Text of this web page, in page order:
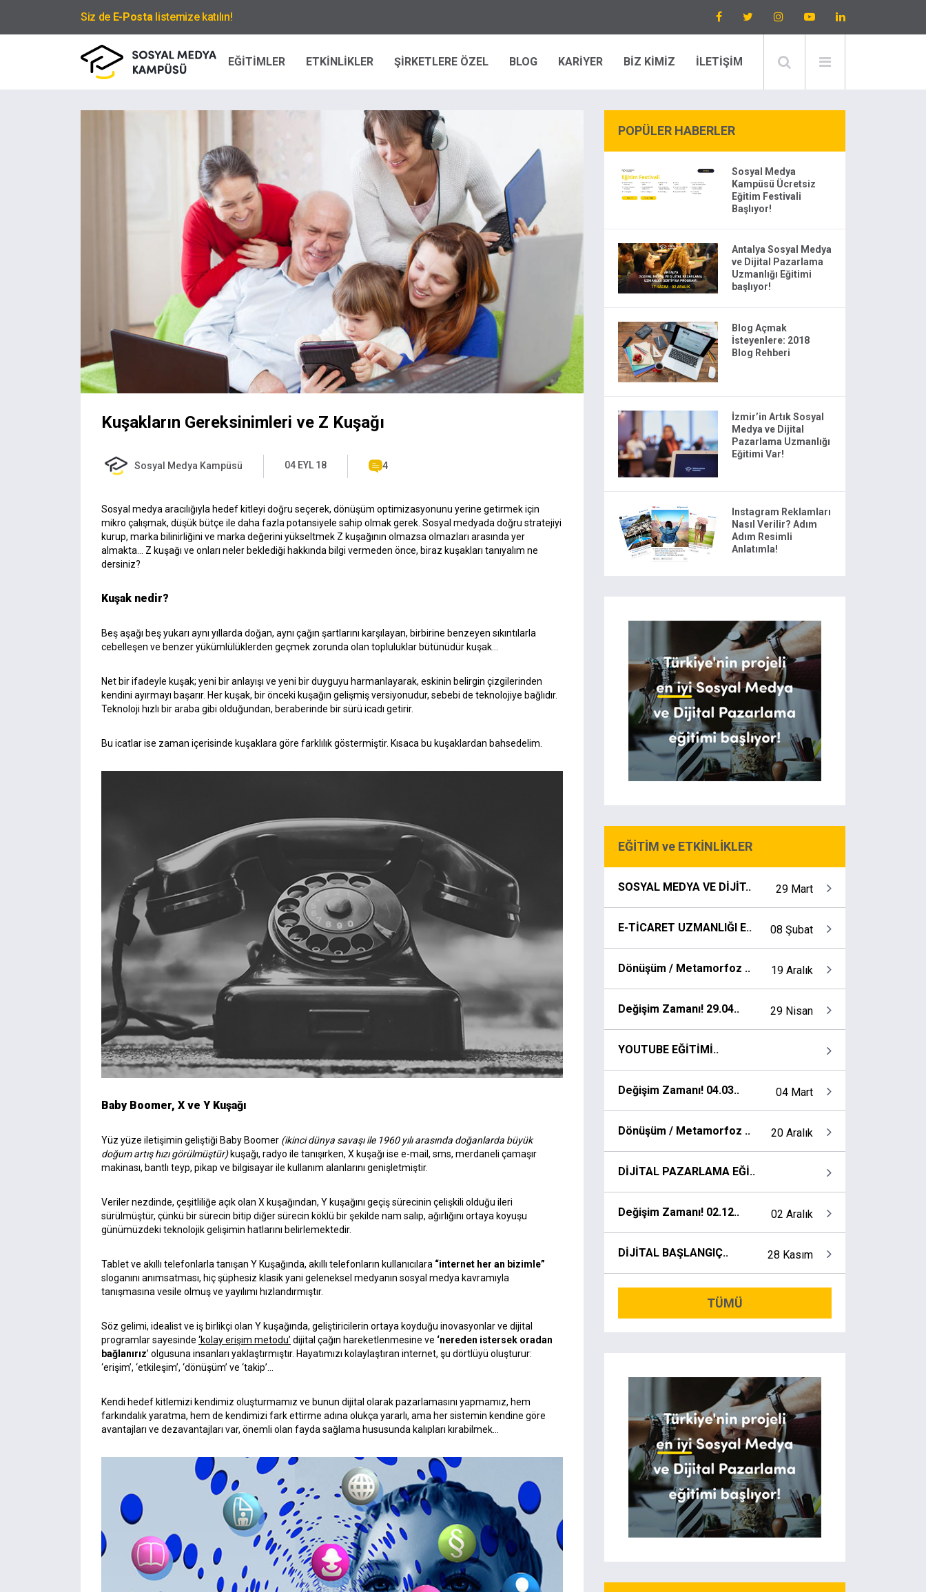
Siz de E-Postalistemize katılın!
EĞİTİMLER ETKİNLİKLER ŞİRKETLERE ÖZEL BLOG KARİYER BİZ KİMİZ İLETİŞİM
Kuşakların Gereksinimleri ve Z Kuşağı
Sosyal Medya Kampüsü 04 EYL 18 4
Sosyal medya aracılığıyla hedef kitleyi doğru seçerek, dönüşüm optimizasyonunu yerine getirmek için
mikro çalışmak, düşük bütçe ile daha fazla potansiyele sahip olmak gerek. Sosyal medyada doğru stratejiyi
kurup, marka bilinirliğini ve marka değerini yükseltmek Z kuşağının olmazsa olmazları arasında yer
almakta… Z kuşağı ve onları neler beklediği hakkında bilgi vermeden önce, biraz kuşakları tanıyalım ne
dersiniz?
Kuşak nedir?
Beş aşağı beş yukarı aynı yıllarda doğan, aynı çağın şartlarını karşılayan, birbirine benzeyen sıkıntılarla
cebelleşen ve benzer yükümlülüklerden geçmek zorunda olan topluluklar bütünüdür kuşak…
Net bir ifadeyle kuşak; yeni bir anlayışı ve yeni bir duyguyu harmanlayarak, eskinin belirgin çizgilerinden
kendini ayırmayı başarır. Her kuşak, bir önceki kuşağın gelişmiş versiyonudur, sebebi de teknolojiye bağlıdır.
Teknoloji hızlı bir araba gibi olduğundan, beraberinde bir sürü icadı getirir.
Bu icatlar ise zaman içerisinde kuşaklara göre farklılık göstermiştir. Kısaca bu kuşaklardan bahsedelim.
Baby Boomer, X ve Y Kuşağı
Yüz yüze iletişimin geliştiği Baby Boomer (ikinci dünya savaşı ile 1960 yılı arasında doğanlarda büyük
doğum artış hızı görülmüştür)kuşağı, radyo ile tanışırken, X kuşağı ise e-mail, sms, merdaneli çamaşır
makinası, bantlı teyp, pikap ve bilgisayar ile kullanım alanlarını genişletmiştir.
Veriler nezdinde, çeşitliliğe açık olan X kuşağından, Y kuşağını geçiş sürecinin çelişkili olduğu ileri
sürülmüştür, çünkü bir sürecin bitip diğer sürecin köklü bir şekilde nam salıp, ağırlığını ortaya koyuşu
günümüzdeki teknolojik gelişimin hatlarını belirlemektedir.
Tablet ve akıllı telefonlarla tanışan Y Kuşağında, akıllı telefonların kullanıcılara “internet her an bizimle”
sloganını anımsatması, hiç şüphesiz klasik yani geleneksel medyanın sosyal medya kavramıyla
tanışmasına vesile olmuş ve yayılımı hızlandırmıştır.
Söz gelimi, idealist ve iş birlikçi olan Y kuşağında, geliştiricilerin ortaya koyduğu inovasyonlar ve dijital
programlar sayesinde ‘kolay erişim metodu’ dijital çağın hareketlenmesine ve ‘nereden istersek oradan
bağlanırız’ olgusuna insanları yaklaştırmıştır. Hayatımızı kolaylaştıran internet, şu dörtlüyü oluşturur:
‘erişim’, ‘etkileşim’, ‘dönüşüm’ ve ‘takip’…
Kendi hedef kitlemizi kendimiz oluşturmamız ve bunun dijital olarak pazarlamasını yapmamız, hem
farkındalık yaratma, hem de kendimizi fark ettirme adına olukça yararlı, ama her sistemin kendine göre
avantajları ve dezavantajları var, önemli olan fayda sağlama hususunda kalıpları kırabilmek…
POPÜLER HABERLER
Sosyal Medya
Kampüsü Ücretsiz
Eğitim Festivali
Başlıyor!
Antalya Sosyal Medya
ve Dijital Pazarlama
Uzmanlığı Eğitimi
başlıyor!
Blog Açmak
İsteyenlere: 2018
Blog Rehberi
İzmir’in Artık Sosyal
Medya ve Dijital
Pazarlama Uzmanlığı
Eğitimi Var!
Instagram Reklamları
Nasıl Verilir? Adım
Adım Resimli
Anlatımla!
EĞİTİM ve ETKİNLİKLER
SOSYAL MEDYA VE DİJİT.. 29 Mart
E-TİCARET UZMANLIĞI E.. 08 Şubat
Dönüşüm / Metamorfoz .. 19 Aralık
Değişim Zamanı! 29.04.. 29 Nisan
YOUTUBE EĞİTİMİ..
Değişim Zamanı! 04.03.. 04 Mart
Dönüşüm / Metamorfoz .. 20 Aralık
DİJİTAL PAZARLAMA EĞİ..
Değişim Zamanı! 02.12.. 02 Aralık
DİJİTAL BAŞLANGIÇ.. 28 Kasım
TÜMÜ